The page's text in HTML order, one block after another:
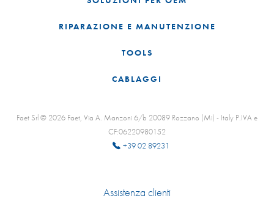
RIPARAZIONE E MANUTENZIONE
TOOLS
CABLAGGI
Faet Srl © 2026 Faet, Via A. Manzoni 6/b 20089 Rozzano (Mi) - Italy P.IVA e
CF:06220980152
+39 02 89231
Assistenza clienti